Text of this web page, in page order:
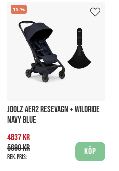
15
JOOLZ AER2 RESEVAGN + WILDRIDE
NAVY BLUE
4837 kr
5690 kr
Rek. pris:
Köp